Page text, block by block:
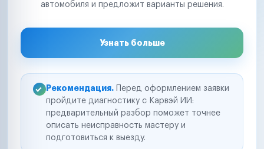
автомобиля и предложит варианты решения.
Узнать больше
Рекомендация. Перед оформлением заявки
пройдите диагностику с Карвэй ИИ:
предварительный разбор поможет точнее
описать неисправность мастеру и
подготовиться к выезду.